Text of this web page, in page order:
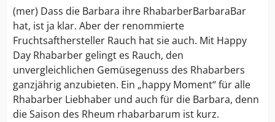
(mer) Dass die Barbara ihre RhabarberBarbaraBar
hat, ist ja klar. Aber der renommierte
Fruchtsafthersteller Rauch hat sie auch. Mit Happy
Day Rhabarber gelingt es Rauch, den
unvergleichlichen Gemüsegenuss des Rhabarbers
ganzjährig anzubieten. Ein „happy Moment“ für alle
Rhabarber Liebhaber und auch für die Barbara, denn
die Saison des Rheum rhabarbarum ist kurz.